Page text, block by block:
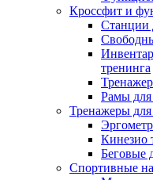
Кроссфит и
Станции
тренинга
Рамы для
Тренажеры
Кинезио
Беговые
Спортивные